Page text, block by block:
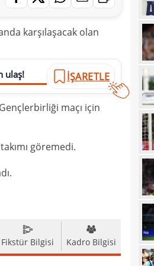
karşılaşacak olan
ulaş! İŞARETLE
maçı için
göremedi.
Fikstür Bilgisi Kadro Bilgisi
5
aldı
kattı